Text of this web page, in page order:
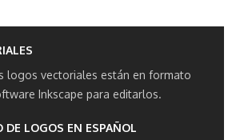
logos vectoriales están en formato
Inkscape para editarlos.
DE LOGOS EN ESPAÑOL